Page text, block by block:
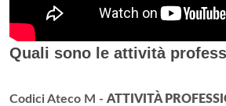
Quali sono le attività
Codici Ateco M - ATTIVITÀ